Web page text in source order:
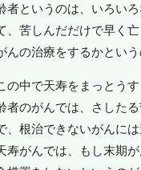
者というのは、いろい
、苦しんだだけで早く
んの治療をするかとい
の中で天寿をまっとう
者のがんでは、さした
、根治できないがんに
寿がんでは、もし末期